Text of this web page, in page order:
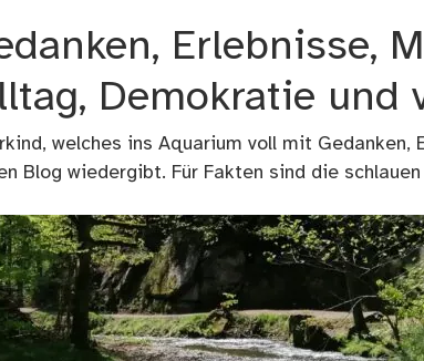
Erlebnisse,
Demokratie und
welches ins Aquarium voll mit Gedanken,
Blog wiedergibt. Für Fakten sind die